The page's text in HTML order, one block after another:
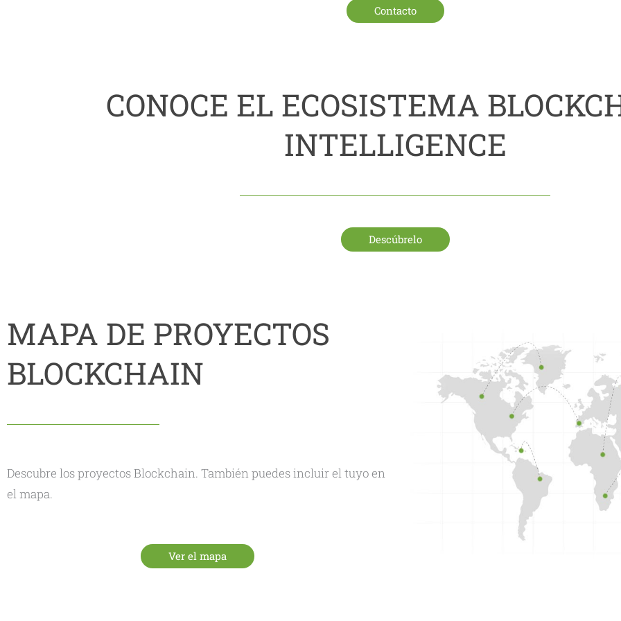
Contacto
CONOCE EL ECOSISTEMA
INTELLIGENCE
Descúbrelo
MAPA DE PROYECTOS
BLOCKCHAIN
Descubre los proyectos Blockchain. También puedes incluir el tuyo en
el mapa.
Ver el mapa